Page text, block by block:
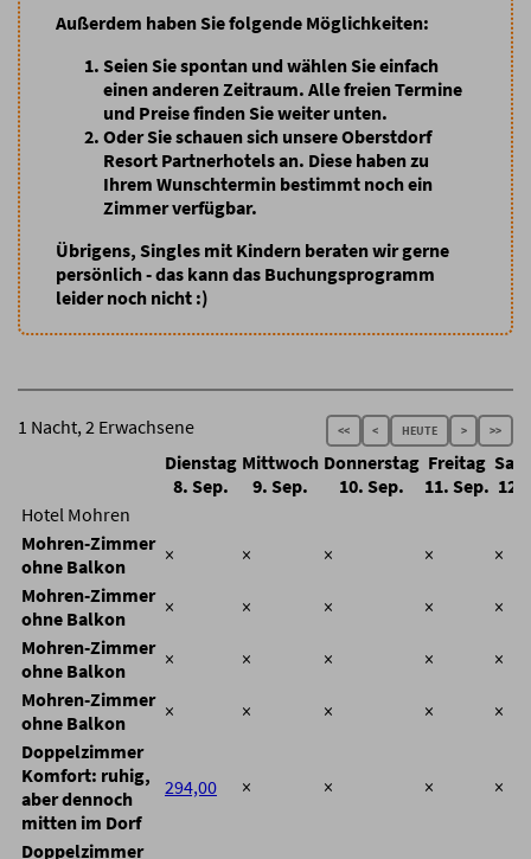
Außerdem haben Sie folgende Möglichkeiten:
Seien Sie spontan und wählen Sie einfach
einen anderen Zeitraum. Alle freien Termine
und Preise finden Sie weiter unten.
Oder Sie schauen sich unsere Oberstdorf
Resort Partnerhotels an. Diese haben zu
Ihrem Wunschtermin bestimmt noch ein
Zimmer verfügbar.
Übrigens, Singles mit Kindern beraten wir gerne
persönlich - das kann das Buchungsprogramm
leider noch nicht :)
1 Nacht, 2 Erwachsene >>
>
HEUTE
<
<<
Dienstag
8. Sep.
Mittwoch
9. Sep.
Donnerstag
10. Sep.
Freitag
11. Sep. 12.
Hotel Mohren
Mohren-Zimmer
ohne Balkon
× × × ×
×
Mohren-Zimmer
ohne Balkon
× × × ×
×
Mohren-Zimmer
ohne Balkon
× × × ×
×
Mohren-Zimmer
ohne Balkon
× × × ×
×
Doppelzimmer
Komfort: ruhig,
aber dennoch
mitten im Dorf
294,00 × × × ×
Doppelzimmer